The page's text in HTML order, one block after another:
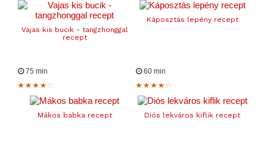
Vajas kis bucik - tangzhonggal
recept
Káposztás lepény recept
75 min
Mákos babka recept
60 min
Diós lekváros kiflik recept